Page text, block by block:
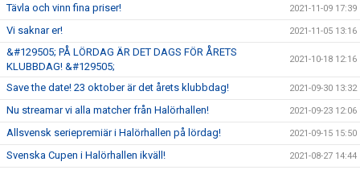
Tävla och vinn fina priser! 2021-11-09 17:39
Vi saknar er! 2021-11-05 13:16
&#129505; PÅ LÖRDAG ÄR DET DAGS FÖR ÅRETS
KLUBBDAG! &#129505;
2021-10-18 12:16
Save the date! 23 oktober är det årets klubbdag! 2021-09-30 13:32
Nu streamar vi alla matcher från Halörhallen! 2021-09-23 12:06
Allsvensk seriepremiär i Halörhallen på lördag! 2021-09-15 15:50
Svenska Cupen i Halörhallen ikväll! 2021-08-27 14:44